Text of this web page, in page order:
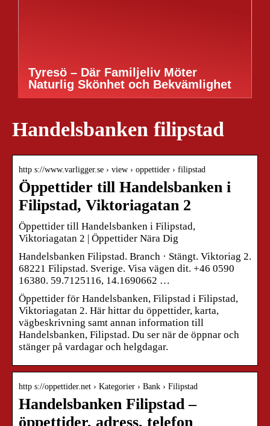
Tyresö – Där Familjeliv Möter
Naturlig Skönhet och Bekvämlighet
Handelsbanken filipstad
http s://www.varligger.se › view › oppettider › filipstad
Öppettider till Handelsbanken i
Filipstad, Viktoriagatan 2
Öppettider till Handelsbanken i Filipstad,
Viktoriagatan 2 | Öppettider Nära Dig
Handelsbanken Filipstad. Branch · Stängt. Viktoriag 2.
68221 Filipstad. Sverige. Visa vägen dit. +46 0590
16380. 59.7125116, 14.1690662 …
Öppettider för Handelsbanken, Filipstad i Filipstad,
Viktoriagatan 2. Här hittar du öppettider, karta,
vägbeskrivning samt annan information till
Handelsbanken, Filipstad. Du ser när de öppnar och
stänger på vardagar och helgdagar.
http s://oppettider.net › Kategorier › Bank › Filipstad
Handelsbanken Filipstad –
öppettider, adress, telefon